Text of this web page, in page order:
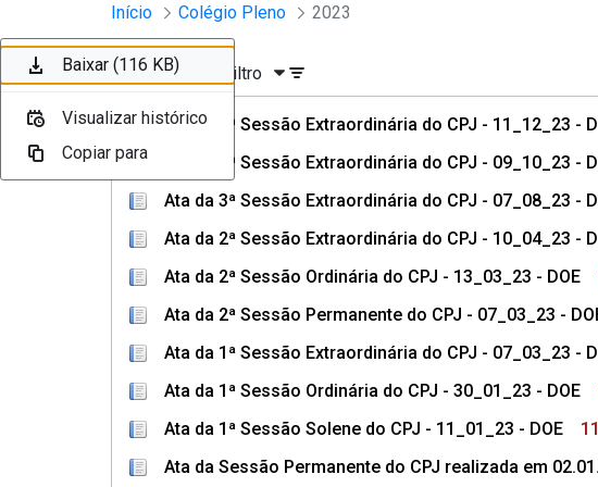
Pular para o Conteúdo principal
Sessões e Reuniões - Documentos
Início Colégio Pleno 2023
Ordenar Filtro
Ata da 5ª Sessão Extraordinária do CPJ - 11_12_23 -
Ata da 4ª Sessão Extraordinária do CPJ - 09_10_23 -
Ata da 3ª Sessão Extraordinária do CPJ - 07_08_23 -
Ata da 2ª Sessão Extraordinária do CPJ - 10_04_23 -
Ata da 2ª Sessão Ordinária do CPJ - 13_03_23 - DOE
Ata da 2ª Sessão Permanente do CPJ - 07_03_23 -
Ata da 1ª Sessão Extraordinária do CPJ - 07_03_23 -
Ata da 1ª Sessão Ordinária do CPJ - 30_01_23 - DOE
Ata da 1ª Sessão Solene do CPJ - 11_01_23 - DOE
Ata da Sessão Permanente do CPJ realizada em
Baixar (115 KB)
Visualizar histórico
Copiar para
Baixar (114 KB)
Visualizar histórico
Copiar para
Baixar (120 KB)
Visualizar histórico
Copiar para
Baixar (115 KB)
Visualizar histórico
Copiar para
Baixar (116 KB)
Visualizar histórico
Copiar para